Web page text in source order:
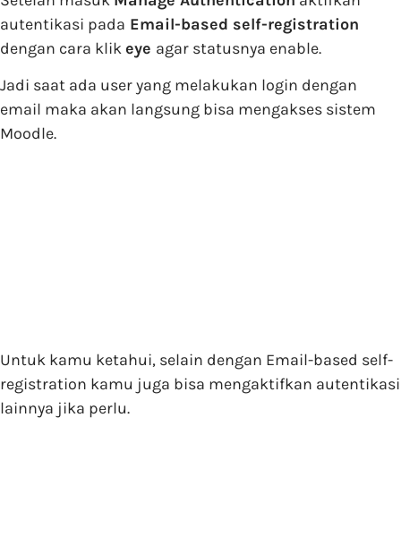
autentikasi pada Email-based self-registration
dengan cara klikeye agar statusnya enable.
Jadi saat ada user yang melakukan login dengan
email maka akan langsung bisa mengakses sistem
Moodle.
Untuk kamu ketahui, selain dengan Email-based self-
registration kamu juga bisa mengaktifkan autentikasi
lainnya jika perlu.